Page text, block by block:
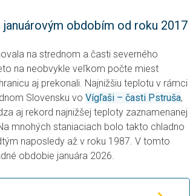
obdobím od roku 2017
na strednom a časti severného
na neobvykle veľkom počte miest
aj prekonali. Najnižšiu teplotu v rámci
Slovensku vo Vígľaši – časti Pstruša,
aj rekord najnižšej teploty zaznamenanej
mnohých staniaciach bolo takto chladno
naposledy až v roku 1987. V tomto
obdobie januára 2026.